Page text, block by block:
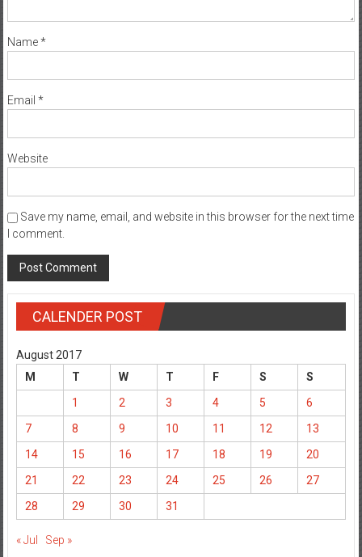
Name*
Email *
Website
Save my name, email, and website in this browser for the next time
I comment.
CALENDER POST
August 2017
M
T W T F S
S
1
2 3 4 5
6
7
8 9 10 11 12
13
14
15 16 17 18 19
20
21
22 23 24 25 26
27
28
29 30 31
« Jul Sep »